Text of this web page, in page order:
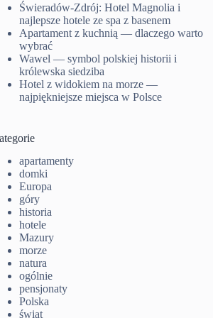
Świeradów-Zdrój: Hotel Magnolia i
najlepsze hotele ze spa z basenem
Apartament z kuchnią — dlaczego warto
wybrać
Wawel — symbol polskiej historii i
królewska siedziba
Hotel z widokiem na morze —
najpiękniejsze miejsca w Polsce
apartamenty
domki
Europa
góry
historia
hotele
Mazury
morze
natura
ogólnie
pensjonaty
Polska
świat